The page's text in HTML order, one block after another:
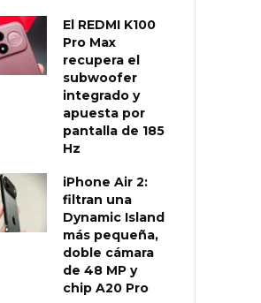
El REDMI K100
Pro Max
recupera el
subwoofer
integrado y
apuesta por
pantalla de 185
Hz
iPhone Air 2:
filtran una
Dynamic Island
más pequeña,
doble cámara
de 48 MP y
chip A20 Pro